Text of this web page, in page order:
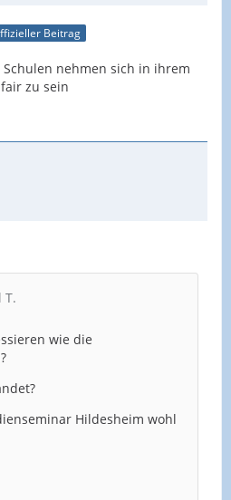
Beitrag
nehmen sich in ihrem
zu sein
T.
wie die
Hildesheim wohl